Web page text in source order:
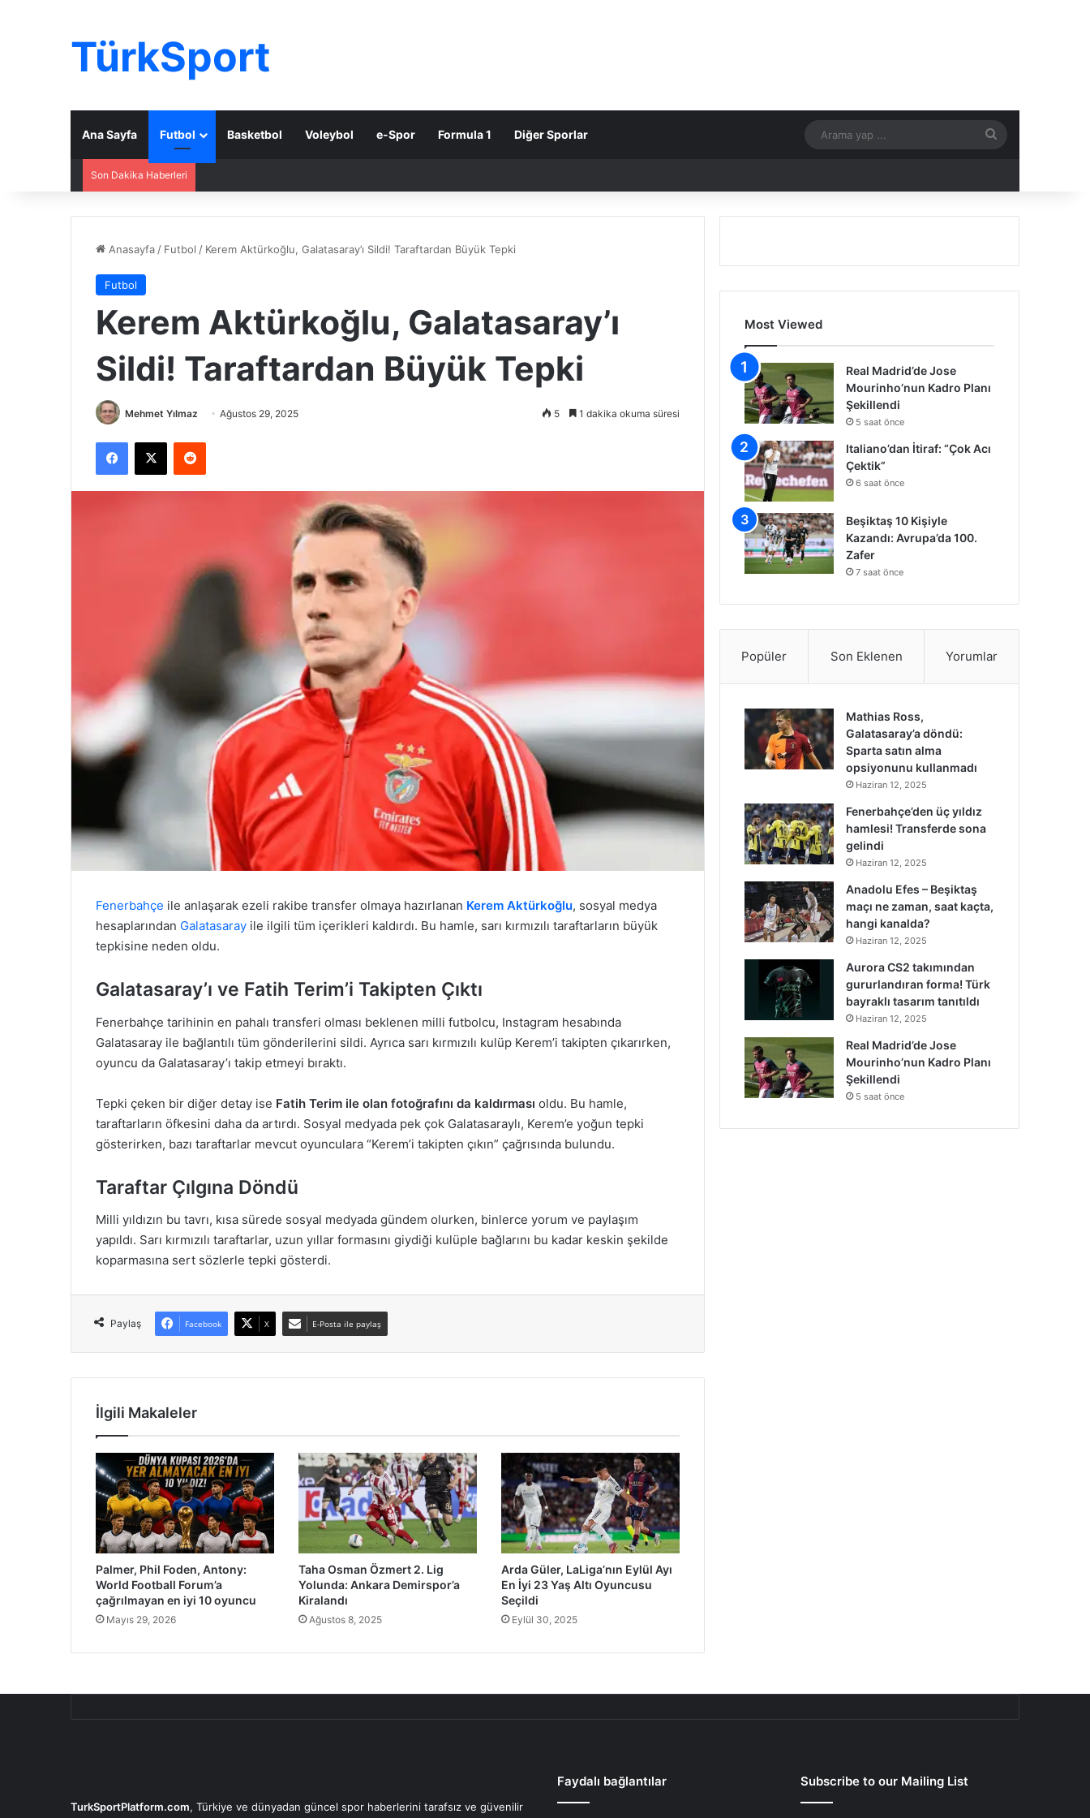
TürkSport
Ana Sayfa Futbol Basketbol Voleybol e-Spor Formula 1 Diğer Sporlar
...
Son Dakika Haberleri
Anasayfa / Futbol / Kerem Aktürkoğlu, Galatasaray’ı Sildi! Taraftardan Büyük Tepki
Futbol
Kerem Aktürkoğlu, Galatasaray’ı
Sildi! Taraftardan Büyük Tepki
Mehmet Yılmaz Ağustos 29, 2025 5 1 dakika okuma süresi
Facebook
X Reddit
Fenerbahçe ile anlaşarak ezeli rakibe transfer olmaya hazırlanan Kerem Aktürkoğlu, sosyal medya
hesaplarından Galatasaray ile ilgili tüm içerikleri kaldırdı. Bu hamle, sarı kırmızılı taraftarların büyük
tepkisine neden oldu.
Galatasaray’ı ve Fatih Terim’i Takipten Çıktı
Fenerbahçe tarihinin en pahalı transferi olması beklenen milli futbolcu, Instagram hesabında
Galatasaray ile bağlantılı tüm gönderilerini sildi. Ayrıca sarı kırmızılı kulüp Kerem’i takipten çıkarırken,
oyuncu da Galatasaray’ı takip etmeyi bıraktı.
Tepki çeken bir diğer detay ise Fatih Terim ile olan fotoğrafını da kaldırması oldu. Bu hamle,
taraftarların öfkesini daha da artırdı. Sosyal medyada pek çok Galatasaraylı, Kerem’e yoğun tepki
gösterirken, bazı taraftarlar mevcut oyunculara “Kerem’i takipten çıkın” çağrısında bulundu.
Taraftar Çılgına Döndü
Milli yıldızın bu tavrı, kısa sürede sosyal medyada gündem olurken, binlerce yorum ve paylaşım
yapıldı. Sarı kırmızılı taraftarlar, uzun yıllar formasını giydiği kulüple bağlarını bu kadar keskin şekilde
koparmasına sert sözlerle tepki gösterdi.
Paylaş Facebook X E-Posta ile paylaş
İlgili Makaleler
Palmer, Phil Foden, Antony:
World Football Forum’a
çağrılmayan en iyi 10 oyuncu
Mayıs 29, 2026
Taha Osman Özmert 2. Lig
Yolunda: Ankara Demirspor’a
Kiralandı
Ağustos 8, 2025
Arda Güler, LaLiga’nın Eylül Ayı
En İyi 23 Yaş Altı Oyuncusu
Seçildi
Eylül 30, 2025
Most Viewed
Real Madrid’de Jose
Mourinho’nun Kadro Planı
Şekillendi
5 saat önce
Italiano’dan İtiraf: “Çok Acı
Çektik”
6 saat önce
Beşiktaş 10 Kişiyle
Kazandı: Avrupa’da 100.
Zafer
7 saat önce
Popüler Son Eklenen Yorumlar
Mathias Ross,
Galatasaray’a döndü:
Sparta satın alma
opsiyonunu kullanmadı
Haziran 12, 2025
Fenerbahçe’den üç yıldız
hamlesi! Transferde sona
gelindi
Haziran 12, 2025
Anadolu Efes – Beşiktaş
maçı ne zaman, saat kaçta,
hangi kanalda?
Haziran 12, 2025
Aurora CS2 takımından
gururlandıran forma! Türk
bayraklı tasarım tanıtıldı
Haziran 12, 2025
Real Madrid’de Jose
Mourinho’nun Kadro Planı
Şekillendi
5 saat önce
TurkSportPlatform.com, Türkiye ve dünyadan güncel spor haberlerini tarafsız ve güvenilir
Faydalı bağlantılar Subscribe to our Mailing List